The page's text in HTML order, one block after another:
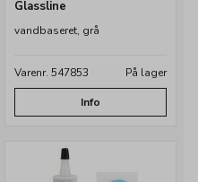
Glassline
vandbaseret, grå
Varenr. 547853 På lager
Info